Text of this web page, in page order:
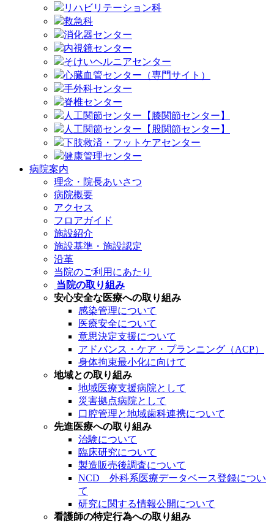
リハビリテーション科
救急科
消化器センター
内視鏡センター
そけいヘルニアセンター
心臓血管センター（専門サイト）
手外科センター
脊椎センター
人工関節センター【膝関節センター】
人工関節センター【股関節センター】
下肢救済・フットケアセンター
健康管理センター
病院案内
理念・院長あいさつ
病院概要
アクセス
フロアガイド
施設紹介
施設基準・施設認定
沿革
当院のご利用にあたり
当院の取り組み
安心安全な医療への取り組み
感染管理について
医療安全について
意思決定支援について
アドバンス・ケア・プランニング（ACP）
身体拘束最小化に向けて
地域との取り組み
地域医療支援病院として
災害拠点病院として
口腔管理と地域歯科連携について
先進医療への取り組み
治験について
臨床研究について
製造販売後調査について
NCD 外科系医療データベース登録につい
て
研究に関する情報公開について
看護師の特定行為への取り組み